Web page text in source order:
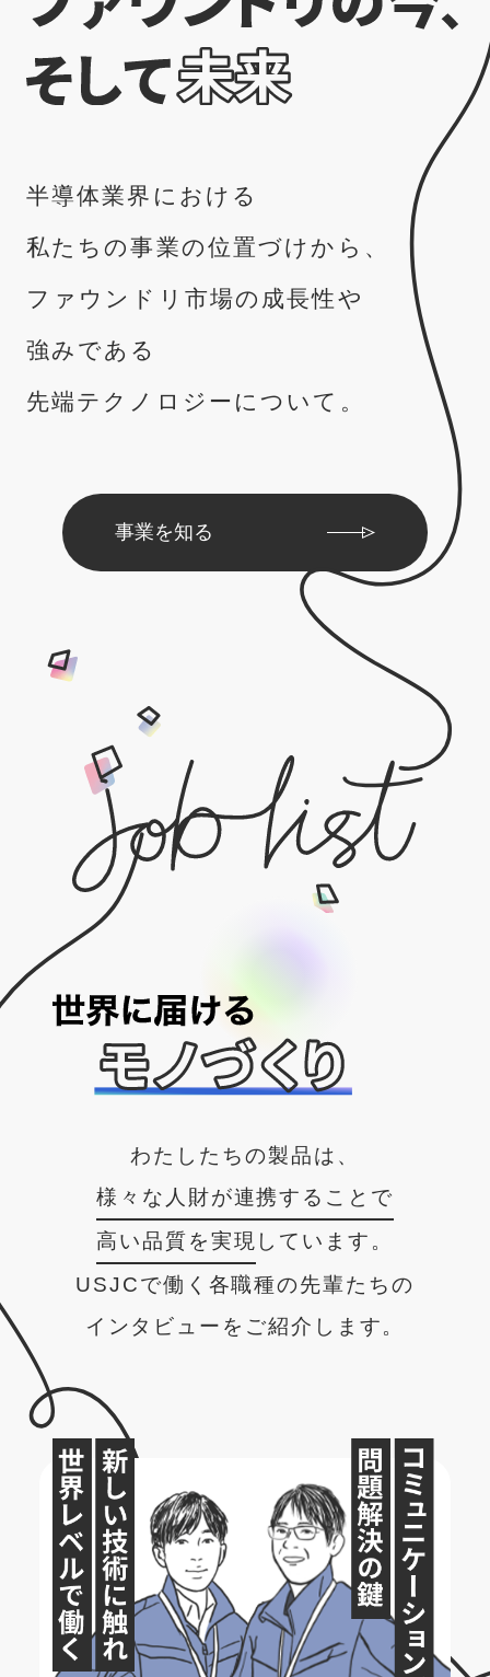
半導体業界における
私たちの事業の位置づけから、
ファウンドリ市場の成長性や
強みである
先端テクノロジーについて。
事業を知る
わたしたちの製品は、
様々な人財が連携することで
高い品質を実現 しています。
USJCで働く各職種の先輩たちの
インタビューをご紹介します。